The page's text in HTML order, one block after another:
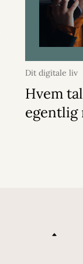
Dit digitale liv
2025
Hvem
egentlig